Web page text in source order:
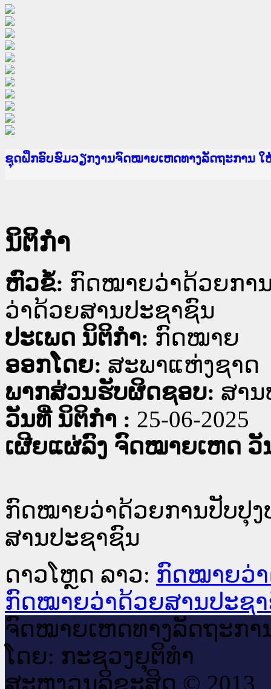
Ministry of Justice Lao PDR
ເຜີຍແຜ່ວັບໄຊຈົດໝາຍເຫດທາງລັດຖະການ ແລະ ແອັ
ກະຊວງຍຸຕິທຳ
ຊຸດຝຶກອົບຮົມວຽກງານຈົດໝາຍເຫດທາງລັດຖະການ
ກອງປະຊຸມທົບທວນຄືນການຈັດຕັ້ງປະຕິບັດວຽກງານຈົ
ຝຶກອົບຮົມ ຜູ່ປະສານງານວຽກງານຈົດໝາຍເຫດທາງລັ
ຝຶກອົບຮົມ ຜູ່ປະສານງານວຽກງານຈົດໝາຍເຫດທາງລັ
ເຜີຍແຜ່ແອັບກົດໝາຍລາວ ແລະ ເວັບໄຊຈົດໝາຍເຫດ
ເຜີຍແຜ່ແອັບກົດໝາຍລາວ ແລະ ເວັບໄຊຈົດໝາຍເຫດ
ຍົກລະດັບວຽກງານຈົດໝາຍເຫດທາງລັດຖະການໃຫ້ຜູ້
ຊຸດຝຶກອົບຮົມວຽກງານຈົດໝາຍເຫດທາງລັດຖະການ ໃ
ນິຕິກໍາ
ຫົວຂໍ້: ກົດໝາຍວ່າດ້ວຍກາ
ວ່າດ້ວຍສານປະຊາຊົນ
ປະເພດ ນິຕິກໍາ: ກົດໝາຍ
ອອກໂດຍ: ສະພາແຫ່ງຊາດ
ພາກສ່ວນຮັບຜິດຊອບ: ສາ
ວັນທີ່ ນິຕິກໍາ : 25-06-2025
ເຜີຍແຜ່ລົງ ຈົດໝາຍເຫດ ວັ
ກົດໝາຍວ່າດ້ວຍການປັບປຸ
ສານປະຊາຊົນ
ດາວໂຫຼດ ລາວ: ກົດໝາຍວ່າ
ກົດໝາຍວ່າດ້ວຍສານປະຊ
ຈົດ​ໝາຍ​ເຫດ​ທາງ​ລັດ​ຖະ​ກາ
ໂດຍ: ກະ​ຊວງຍຸ​ຕິ​ທຳ
ສະ​ຫງວນ​ລິ​ຂະ​ສິດ © 2013